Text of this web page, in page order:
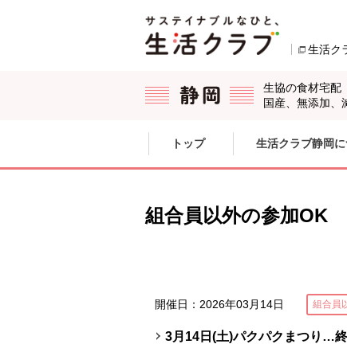
生活ク
生協の食材宅配
国産、無添加、
ここからサイト内共通メニューです。
サイト内共通メニューをスキップする
トップ 生活クラブ静岡
組合員以外の参加OK
開催日：2026年03月14日 組合員
3月14日(土)パクパクまつり…